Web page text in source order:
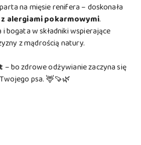
na mięsie renifera – doskonała
alergiami pokarmowymi.
bogata w składniki wspierające
z mądrością natury.
– bo zdrowe odżywianie zaczyna się
psa. 🦌🍠🌿